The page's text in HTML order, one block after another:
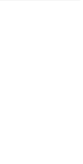
べくお早めにお召